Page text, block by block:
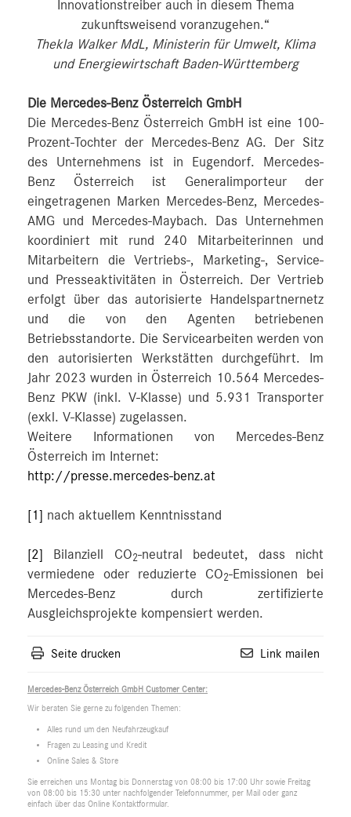
Innovationstreiber auch in diesem Thema
zukunftsweisend voranzugehen.“
Thekla Walker MdL, Ministerin für Umwelt, Klima
und Energiewirtschaft Baden-Württemberg
Die Mercedes-Benz Österreich GmbH
Die Mercedes-Benz Österreich GmbH ist eine 100-
Prozent-Tochter der Mercedes-Benz AG. Der Sitz
des Unternehmens ist in Eugendorf. Mercedes-
Benz Österreich ist Generalimporteur der
eingetragenen Marken Mercedes-Benz, Mercedes-
AMG und Mercedes-Maybach. Das Unternehmen
koordiniert mit rund 240 Mitarbeiterinnen und
Mitarbeitern die Vertriebs-, Marketing-, Service-
und Presseaktivitäten in Österreich. Der Vertrieb
erfolgt über das autorisierte Handelspartnernetz
und die von den Agenten betriebenen
Betriebsstandorte. Die Servicearbeiten werden von
den autorisierten Werkstätten durchgeführt. Im
Jahr 2023 wurden in Österreich 10.564 Mercedes-
Benz PKW (inkl. V-Klasse) und 5.931 Transporter
(exkl. V-Klasse) zugelassen.
Weitere Informationen von Mercedes-Benz
Österreich im Internet:
http://presse.mercedes-benz.at
[1] nach aktuellem Kenntnisstand
[2] Bilanziell CO2-neutral bedeutet, dass nicht
vermiedene oder reduzierte CO2-Emissionen bei
Mercedes-Benz durch zertifizierte
Ausgleichsprojekte kompensiert werden.
Seite drucken Link mailen
Mercedes-Benz Österreich GmbH Customer Center:
Wir beraten Sie gerne zu folgenden Themen:
Alles rund um den Neufahrzeugkauf
Fragen zu Leasing und Kredit
Online Sales & Store
Sie erreichen uns Montag bis Donnerstag von 08:00 bis 17:00 Uhr sowie Freitag
von 08:00 bis 15:30 unter nachfolgender Telefonnummer, per Mail oder ganz
einfach über das Online Kontaktformular.